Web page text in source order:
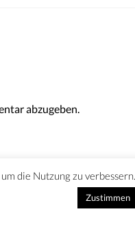
abzugeben.
die Nutzung zu
Zustimmen